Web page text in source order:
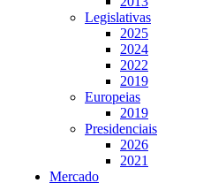
Legislativas
2025
2024
2022
2019
Europeias
2019
Presidenciais
2026
2021
Mercado